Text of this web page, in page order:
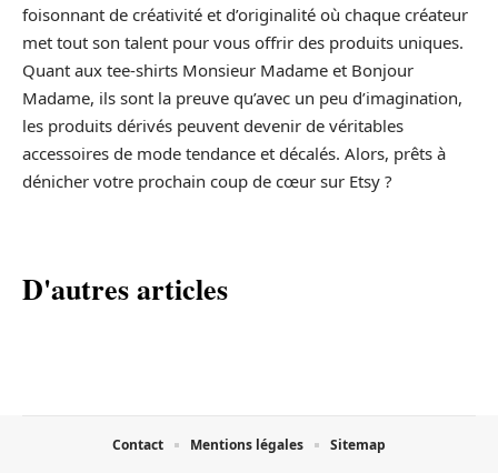
foisonnant de créativité et d’originalité où chaque créateur
met tout son talent pour vous offrir des produits uniques.
Quant aux tee-shirts Monsieur Madame et Bonjour
Madame, ils sont la preuve qu’avec un peu d’imagination,
les produits dérivés peuvent devenir de véritables
accessoires de mode tendance et décalés. Alors, prêts à
dénicher votre prochain coup de cœur sur Etsy ?
D'autres articles
Contact Mentions légales Sitemap